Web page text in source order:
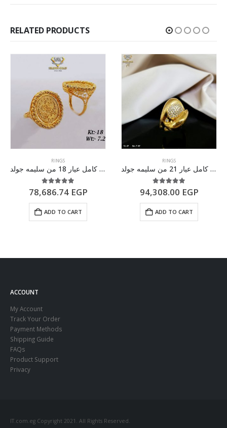
RELATED PRODUCTS
RINGS
طقم ذهب كامل عيار 18 من سليمه جولد
5.00 out of 5
78,686.74 EGP
ADD TO CART
RINGS
خاتم ذهب كامل عيار 21 من سليمه جولد
5.00 out of 5
94,308.00 EGP
ADD TO CART
ACCOUNT
My Account
Track Your Order
Payment Methods
Shipping Guide
FAQs
Product Support
Privacy
IT.com.eg Copyright 2021. All Rights Reserved.